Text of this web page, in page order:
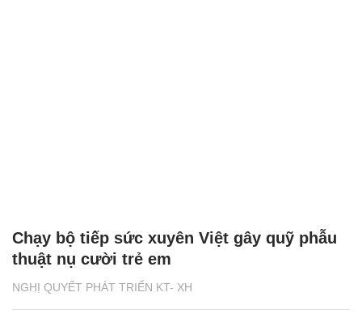
NGHỊ QUYẾT PHÁT TRIỂN KT- XH
Chạy bộ tiếp sức xuyên Việt gây quỹ phẫu
thuật nụ cười trẻ em